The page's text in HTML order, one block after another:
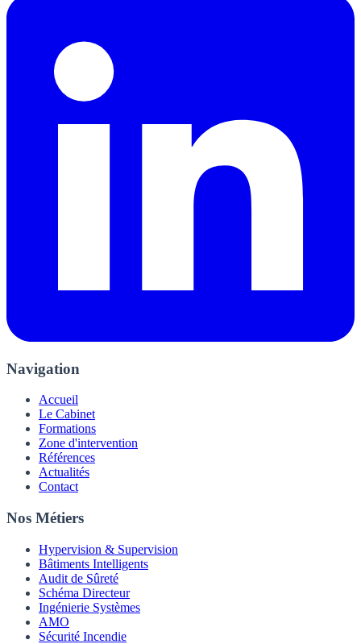
Navigation
Accueil
Le Cabinet
Formations
Zone d'intervention
Références
Actualités
Contact
Nos Métiers
Hypervision & Supervision
Bâtiments Intelligents
Audit de Sûreté
Schéma Directeur
Ingénierie Systèmes
AMO
Sécurité Incendie